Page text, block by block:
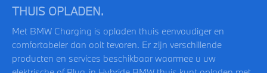
THUIS OPLADEN.
Met BMW Charging is opladen thuis eenvoudiger en
comfortabeler dan ooit tevoren. Er zijn verschillende
producten en services beschikbaar waarmee u uw